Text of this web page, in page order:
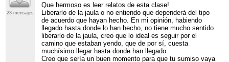
23 mensajes
Que hermoso es leer relatos de esta clase!
Liberarlo de la jaula o no entiendo que dependerá del tipo
de acuerdo que hayan hecho. En mi opinión, habiendo
llegado hasta donde lo han hecho, no tiene mucho sentido
liberarlo de la jaula, creo que lo ideal es seguir por el
camino que estaban yendo, que de por sí, cuesta
muchísimo llegar hasta donde han llegado.
Creo que sería un buen momento para que tu sumiso vaya